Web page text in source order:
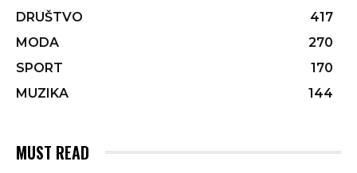
DRUŠTVO
417
MODA
270
SPORT
170
MUZIKA
144
MUST READ